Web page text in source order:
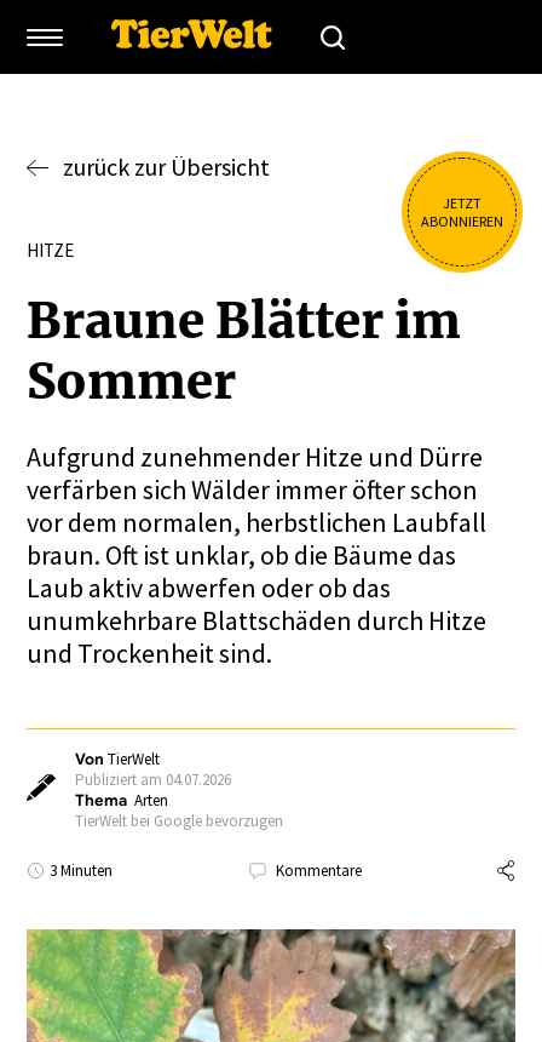
JETZT
ABONNIEREN
zurück zur Übersicht
HITZE
Braune Blätter im
Sommer
Aufgrund zunehmender Hitze und Dürre
verfärben sich Wälder immer öfter schon
vor dem normalen, herbstlichen Laubfall
braun. Oft ist unklar, ob die Bäume das
Laub aktiv abwerfen oder ob das
unumkehrbare Blattschäden durch Hitze
und Trockenheit sind.
VonTierWelt
Publiziert am 04.07.2026
Thema Arten
TierWelt bei Google bevorzugen
3 Minuten Kommentare